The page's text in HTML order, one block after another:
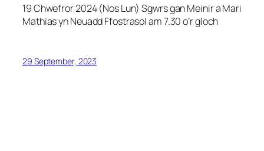
19 Chwefror 2024 (Nos Lun) Sgwrs gan Meinir a Mari
Mathias yn Neuadd Ffostrasol am 7.30 o’r gloch
29 September, 2023